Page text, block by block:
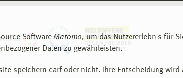
Software Matomo, um das Nutzererlebnis für
Daten zu gewährleisten.
speichern darf oder nicht. Ihre Entscheidung wird